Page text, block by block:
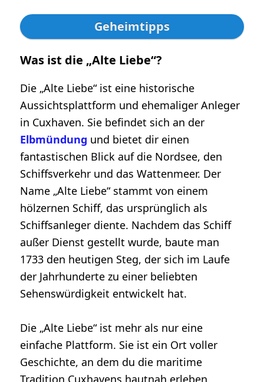
Geheimtipps
Was ist die „Alte Liebe“?
Die „Alte Liebe“ ist eine historische
Aussichtsplattform und ehemaliger Anleger
in Cuxhaven. Sie befindet sich an der
Elbmündung und bietet dir einen
fantastischen Blick auf die Nordsee, den
Schiffsverkehr und das Wattenmeer. Der
Name „Alte Liebe“ stammt von einem
hölzernen Schiff, das ursprünglich als
Schiffsanleger diente. Nachdem das Schiff
außer Dienst gestellt wurde, baute man
1733 den heutigen Steg, der sich im Laufe
der Jahrhunderte zu einer beliebten
Sehenswürdigkeit entwickelt hat.
Die „Alte Liebe“ ist mehr als nur eine
einfache Plattform. Sie ist ein Ort voller
Geschichte, an dem du die maritime
Tradition Cuxhavens hautnah erleben